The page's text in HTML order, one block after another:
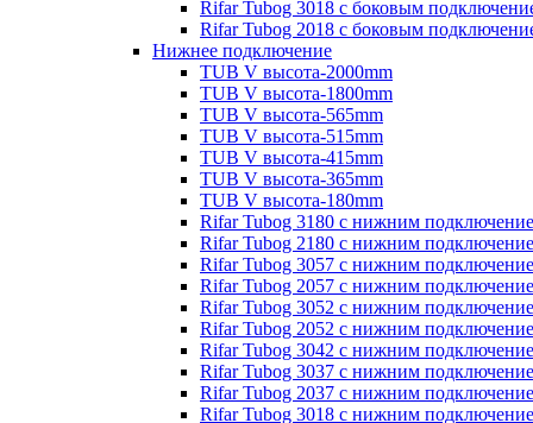
Rifar Tubog 3018 с боковым
Rifar Tubog 2018 с боковым
Нижнее подключение
TUB V высота-2000mm
TUB V высота-1800mm
TUB V высота-565mm
TUB V высота-515mm
TUB V высота-415mm
TUB V высота-365mm
TUB V высота-180mm
Rifar Tubog 3180 с нижним
Rifar Tubog 2180 с нижним
Rifar Tubog 3057 с нижним
Rifar Tubog 2057 с нижним
Rifar Tubog 3052 с нижним
Rifar Tubog 2052 с нижним
Rifar Tubog 3042 с нижним
Rifar Tubog 3037 с нижним
Rifar Tubog 2037 с нижним
Rifar Tubog 3018 с нижним